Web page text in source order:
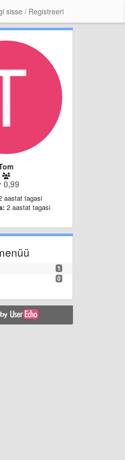
sisse / Registreeri
0,99
aastat tagasi
2 aastat tagasi
1
0